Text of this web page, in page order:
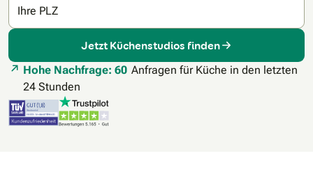
Ihre PLZ
Jetzt Küchenstudios finden
Hohe Nachfrage: 60 Anfragen für Küche in den letzten
24 Stunden